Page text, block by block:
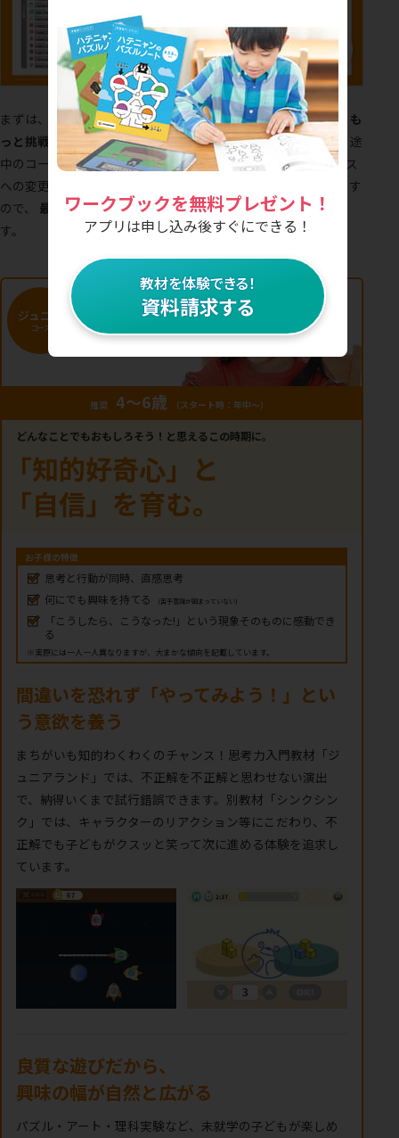
まずは、お子さまの学齢に合ったコースから始めていただき、 も
っと挑戦したい場合は、いつでも次のコースに変更可能です。途
中のコース変更も承っていますが、現在のコースより前のコース
への変更はできません。その際は、一度ご解約が必要になります
ので、 最初は推奨コースからのスタートをおすすめしていま
す。
ジュニア
コース
推奨 4〜6歳 （スタート時：年中〜）
どんなことでもおもしろそう！と思えるこの時期に。
「知的好奇心」と
「自信」を育む。
お子様の特徴
思考と行動が同時、直感思考
何にでも興味を持てる
(苦手意識が固まっていない)
「こうしたら、こうなった!」という現象そのものに感動でき
る
※実際には一人一人異なりますが、大まかな傾向を記載しています。
間違いを恐れず「やってみよう！」とい
う意欲を養う
まちがいも知的わくわくのチャンス！思考力入門教材「ジ
ュニアランド」では、不正解を不正解と思わせない演出
で、納得いくまで試行錯誤できます。別教材「シンクシン
ク」では、キャラクターのリアクション等にこだわり、不
正解でも子どもがクスッと笑って次に進める体験を追求し
ています。
良質な遊びだから、
興味の幅が自然と広がる
パズル・アート・理科実験など、未就学の子どもが楽しめ
ワークブックを無料プレゼント！
アプリは申し込み後すぐにできる！
教材を体験できる！
資料請求する